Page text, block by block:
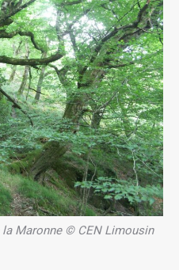
Maronne © CEN Limousin